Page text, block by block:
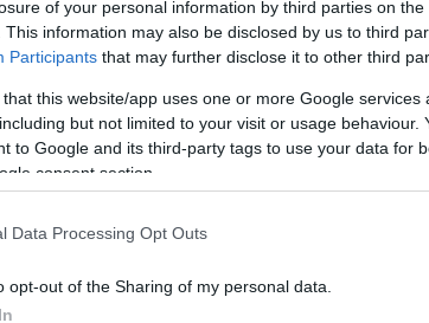
of your personal information by third parties on the
This information may also be disclosed by us to third
Participants that may further disclose it to other third
that this website/app uses one or more Google
but not limited to your visit or usage behaviour.
to Google and its third-party tags to use your data for
consent section.
Data Processing Opt Outs
opt-out of the Sharing of my personal data.
mai di sorprendere, e ogni settimana ci
tuo calendario il 27 giugno 2025, perché le
vibrare come mai prima d’ora! Non
settimana di uscite musicali. Preparati a